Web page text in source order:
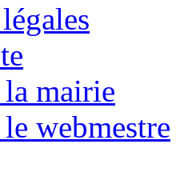
mairie
webmestre